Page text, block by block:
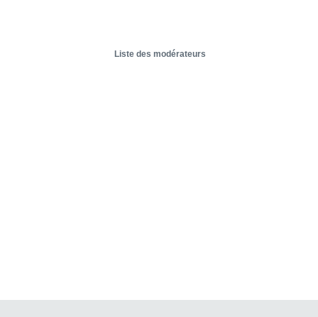
Liste des modérateurs